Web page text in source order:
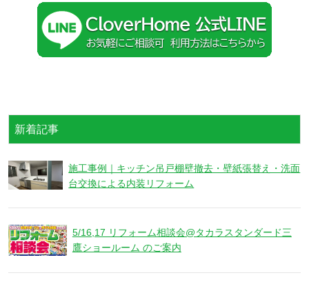
新着記事
施工事例｜キッチン吊戸棚壁撤去・壁紙張替え・洗面
台交換による内装リフォーム
5/16,17 リフォーム相談会@タカラスタンダード三
鷹ショールーム のご案内